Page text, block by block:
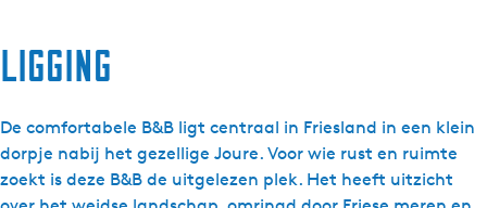
Ligging
De comfortabele B&B ligt centraal in Friesland in een klein
dorpje nabij het gezellige Joure. Voor wie rust en ruimte
zoekt is deze B&B de uitgelezen plek. Het heeft uitzicht